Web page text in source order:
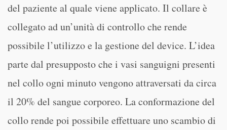
del paziente al quale viene applicato. Il collare è
collegato ad un’unità di controllo che rende
possibile l’utilizzo e la gestione del device. L’idea
parte dal presupposto che i vasi sanguigni presenti
nel collo ogni minuto vengono attraversati da circa
il 20% del sangue corporeo. La conformazione del
collo rende poi possibile effettuare uno scambio di